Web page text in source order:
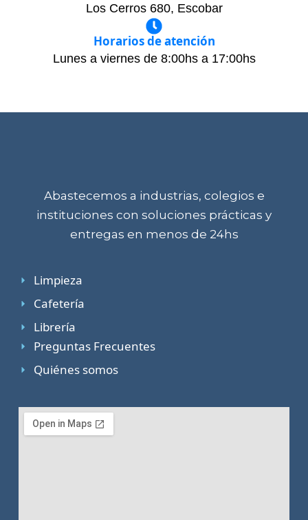
Los Cerros 680, Escobar
Horarios de atención
Lunes a viernes de 8:00hs a 17:00hs
Abastecemos a industrias, colegios e
instituciones con soluciones prácticas y
entregas en menos de 24hs
Limpieza
Cafetería
Librería
Preguntas Frecuentes
Quiénes somos